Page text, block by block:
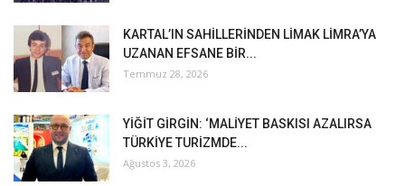
KARTAL’IN SAHİLLERİNDEN LİMAK LİMRA’YA
UZANAN EFSANE BİR...
Temmuz 28, 2026
YİĞİT GİRGİN: ‘MALİYET BASKISI AZALIRSA
TÜRKİYE TURİZMDE...
Ağustos 3, 2026